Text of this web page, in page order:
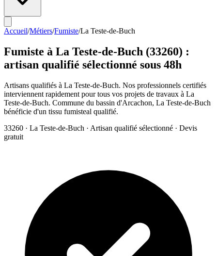
Accueil/Métiers/Fumiste/La Teste-de-Buch
Fumiste à La Teste-de-Buch (33260) :
artisan qualifié sélectionné sous 48h
Artisans qualifiés à La Teste-de-Buch. Nos professionnels certifiés
interviennent rapidement pour tous vos projets de travaux à La
Teste-de-Buch. Commune du bassin d'Arcachon, La Teste-de-Buch
bénéficie d'un tissu fumisteal qualifié.
33260 · La Teste-de-Buch · Artisan qualifié sélectionné · Devis
gratuit